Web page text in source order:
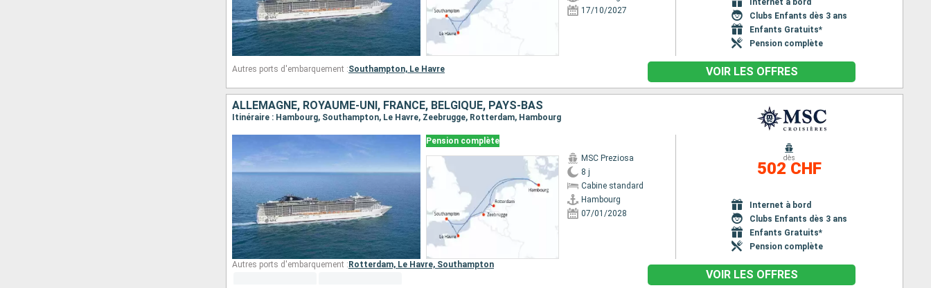
17/10/2027
Clubs Enfants dès 3 ans
Enfants Gratuits*
Pension complète
Autres ports d'embarquement :Southampton, Le Havre VOIR LES OFFRES
ALLEMAGNE, ROYAUME-UNI, FRANCE, BELGIQUE, PAYS-BAS
Itinéraire : Hambourg, Southampton, Le Havre, Zeebrugge, Rotterdam, Hambourg
Pension complète
MSC Preziosa
8 j
Cabine standard
Hambourg
07/01/2028
dès
502 CHF
Internet à bord
Clubs Enfants dès 3 ans
Enfants Gratuits*
Pension complète
Autres ports d'embarquement : Rotterdam, Le Havre, Southampton
VOIR LES OFFRES